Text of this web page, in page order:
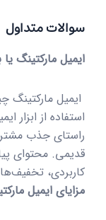
سوالات متداول
ایمیل مارکتینگ
ایمیل مارکتینگ
استفاده از ابزار
راستای جذب
قدیمی. محتوای
کاربردی،
مزایای ایمیل